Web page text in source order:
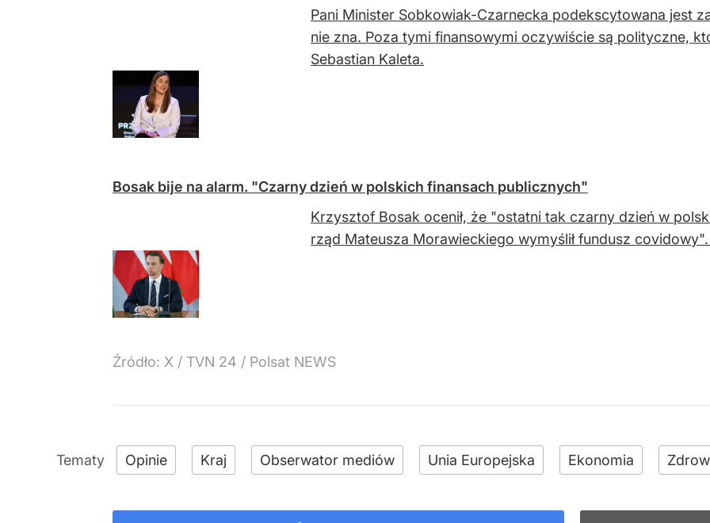
Pani Minister Sobkowiak-Czarnecka podekscytowana jest
nie zna. Poza tymi finansowymi oczywiście są polityczne,
Sebastian Kaleta.
Bosak bije na alarm. "Czarny dzień w polskich finansach publicznych"
Krzysztof Bosak ocenił, że "ostatni tak czarny dzień w
rząd Mateusza Morawieckiego wymyślił fundusz
Źródło: X / TVN 24 / Polsat NEWS
Opinie Kraj Obserwator mediów Unia Europejska Ekonomia